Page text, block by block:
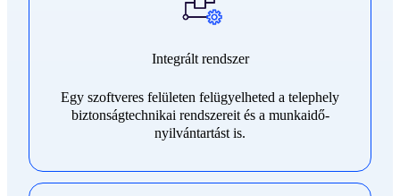
Integrált rendszer
Egy szoftveres felületen felügyelheted a telephely
biztonságtechnikai rendszereit és a munkaidő-
nyilvántartást is.